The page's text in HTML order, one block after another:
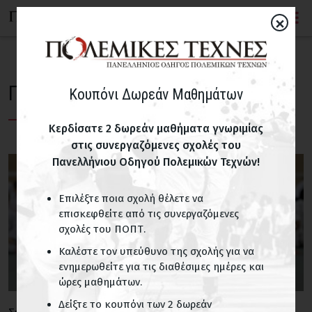
Παιδί, γονείς και προπόνηση
×
Κουπόνι Δωρεάν Μαθημάτων
Κερδίσατε 2 δωρεάν μαθήματα γνωριμίας
στις συνεργαζόμενες σχολές του
Πανελλήνιου Οδηγού Πολεμικών Τεχνών!
Επιλέξτε ποια σχολή θέλετε να
επισκεφθείτε από τις συνεργαζόμενες
σχολές του ΠΟΠΤ.
Καλέστε τον υπεύθυνο της σχολής για να
ενημερωθείτε για τις διαθέσιμες ημέρες και
ώρες μαθημάτων.
Δείξτε το κουπόνι των 2 δωρεάν